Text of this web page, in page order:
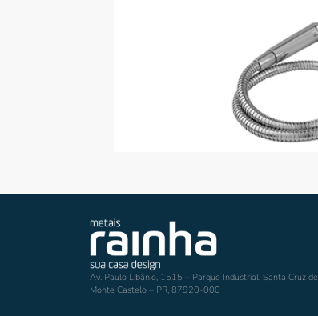
Av. Paulo Libânio, 1515 – Parque Industrial, Santa Cruz de
Monte Castelo – PR, 87920-000